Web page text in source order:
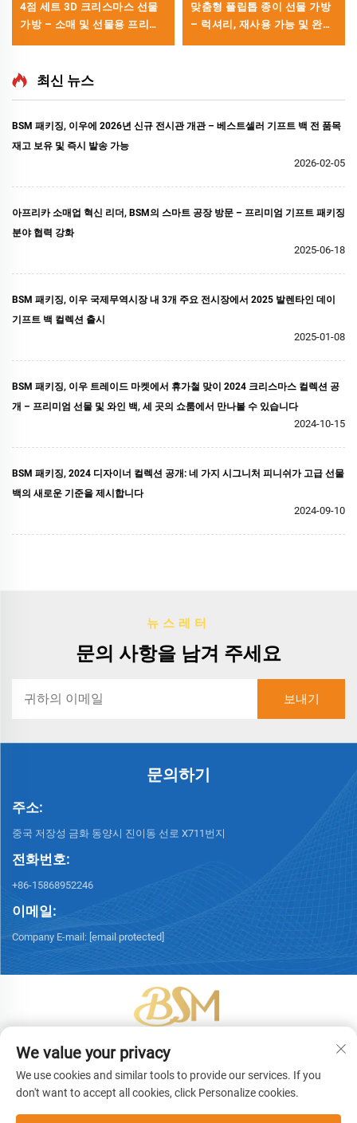
4점 세트 3D 크리스마스 선물
가방 – 소매 및 선물용 프리미
맞춤형 플립톱 종이 선물 가방
– 럭셔리, 재사용 가능 및 완전
최신 뉴스
BSM 패키징, 이우에 2026년 신규 전시관 개관 – 베스트셀러 기프트 백 전 품목
재고 보유 및 즉시 발송 가능
2026-02-05
아프리카 소매업 혁신 리더, BSM의 스마트 공장 방문 – 프리미엄 기프트 패키징
분야 협력 강화
2025-06-18
BSM 패키징, 이우 국제무역시장 내 3개 주요 전시장에서 2025 발렌타인 데이
기프트 백 컬렉션 출시
2025-01-08
BSM 패키징, 이우 트레이드 마켓에서 휴가철 맞이 2024 크리스마스 컬렉션 공
개 – 프리미엄 선물 및 와인 백, 세 곳의 쇼룸에서 만나볼 수 있습니다
2024-10-15
BSM 패키징, 2024 디자이너 컬렉션 공개: 네 가지 시그니처 피니쉬가 고급 선물
백의 새로운 기준을 제시합니다
2024-09-10
뉴스레터
문의 사항을 남겨 주세요
문의하기
주소:
중국 저장성 금화 동양시 진이동 선로 X711번지
전화번호:
+86-15868952246
이메일:
Company E-mail: [email protected]
Copyright © 2026 이우빙성포장기술유한회사. 모든 권리 보유. -
개인정보
보호정책
We value your privacy
We use cookies and similar tools to provide our services. If you
don't want to accept all cookies, click Personalize cookies.